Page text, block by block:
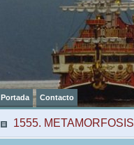
Portada Contacto
1555. METAMORFOSIS